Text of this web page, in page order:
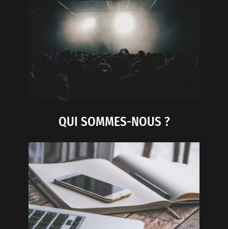
QUI SOMMES-NOUS ?